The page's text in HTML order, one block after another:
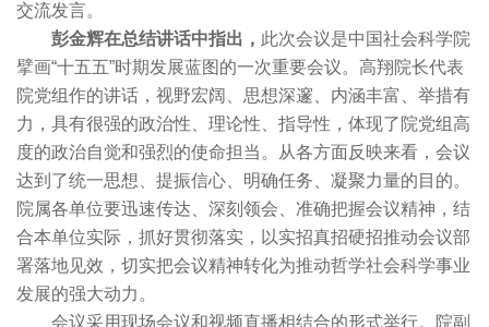
交流发言。
彭金辉在总结讲话中指出， 此次会议是中国社会科学院
擘画“十五五”时期发展蓝图的一次重要会议。高翔院长代表
院党组作的讲话，视野宏阔、思想深邃、内涵丰富、举措有
力，具有很强的政治性、理论性、指导性，体现了院党组高
度的政治自觉和强烈的使命担当。从各方面反映来看，会议
达到了统一思想、提振信心、明确任务、凝聚力量的目的。
院属各单位要迅速传达、深刻领会、准确把握会议精神，结
合本单位实际，抓好贯彻落实，以实招真招硬招推动会议部
署落地见效，切实把会议精神转化为推动哲学社会科学事业
发展的强大动力。
会议采用现场会议和视频直播相结合的形式举行。院副